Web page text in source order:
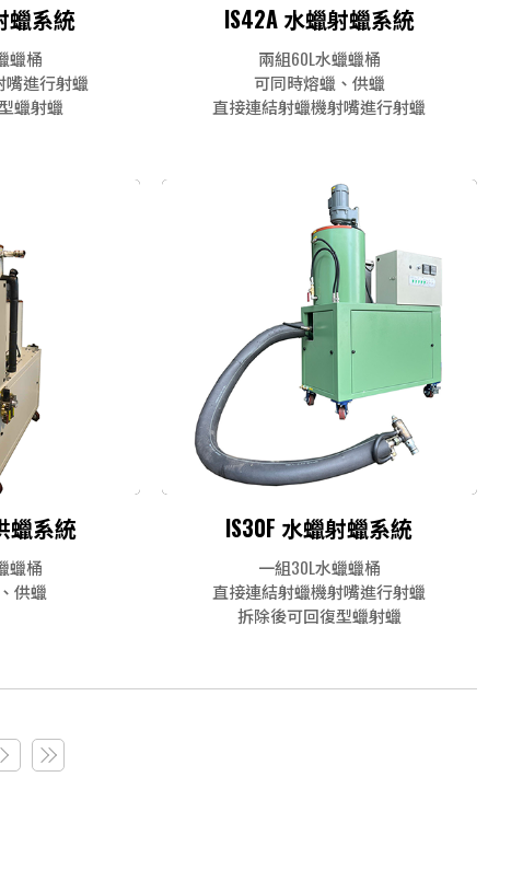
蠟系統
蠟桶
嘴進行射蠟
蠟射蠟
IS42A 水蠟射蠟系統
兩組60L水蠟蠟桶
可同時熔蠟、供蠟
直接連結射蠟機射嘴進行射蠟
蠟系統
蠟桶
供蠟
IS30F 水蠟射蠟系統
一組30L水蠟蠟桶
直接連結射蠟機射嘴進行射蠟
拆除後可回復型蠟射蠟